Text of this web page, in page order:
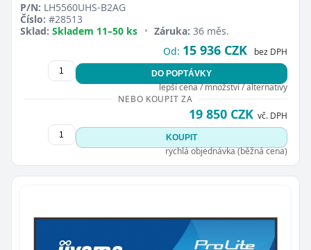
P/N: LH5560UHS-B2AG
Číslo: #28513
Sklad: Skladem 11–50 ks • Záruka: 36 měs.
Od: 15 936 CZK bez DPH
DO POPTÁVKY
lepší cena / množství / alternativy
NEBO KOUPIT ZA
19 850 CZK vč. DPH
KOUPIT
rychlá objednávka (běžná cena)